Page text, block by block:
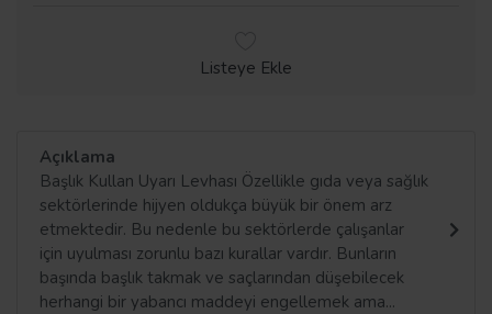
Listeye Ekle
Açıklama
Başlık Kullan Uyarı Levhası Özellikle gıda veya sağlık
sektörlerinde hijyen oldukça büyük bir önem arz
etmektedir. Bu nedenle bu sektörlerde çalışanlar
için uyulması zorunlu bazı kurallar vardır. Bunların
başında başlık takmak ve saçlarından düşebilecek
herhangi bir yabancı maddeyi engellemek ama...